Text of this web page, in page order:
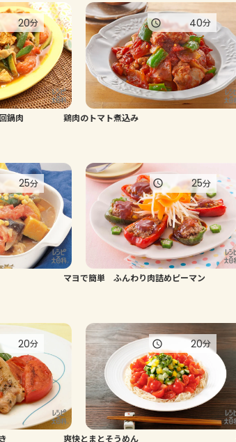
鍋肉
20分
鶏肉のトマト煮込み
40分
25分
マヨで簡単 ふんわり肉詰めピーマン
25分
20分
爽快とまとそうめん
20分